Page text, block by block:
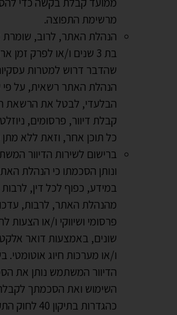
מרשימת התפוצה.
הנהלת האתר, לרוב,
בת 3 שנים ו/או לפרק זמן
שהדבר דרוש למטרות
הנהלת האתר רשאית, על פי
הבלעדי, לבטל את
קבלת דיוור, פרסומים,
כל תוכן אחר, וזאת ללא
ברישום לשירות הדיוור
ונותן הסכמתו כי הנהלת
במידע, כפוף לכל דין,
מהנהלת האתר, לרבות,
פרסומי ושיווקי ו/או הצעות
שונים, באמצעות דואר
ו/או מערכות חיוג אוטומטי.
הדיוור המשתמש נותן את
השימוש ואת הסכמתך
כהגדרות